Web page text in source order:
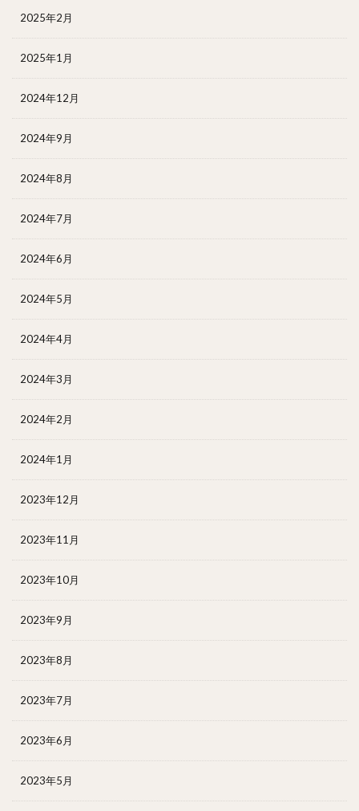
2025年2月
2025年1月
2024年12月
2024年9月
2024年8月
2024年7月
2024年6月
2024年5月
2024年4月
2024年3月
2024年2月
2024年1月
2023年12月
2023年11月
2023年10月
2023年9月
2023年8月
2023年7月
2023年6月
2023年5月